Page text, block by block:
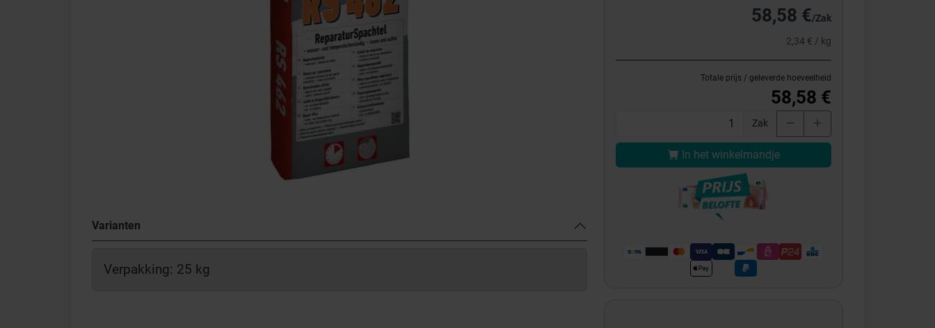
Varianten
Verpakking: 25 kg
58,58 €/Zak
2,34 € / kg
Totale prijs / geleverde hoeveelheid
58,58 €
Zak
In het winkelmandje